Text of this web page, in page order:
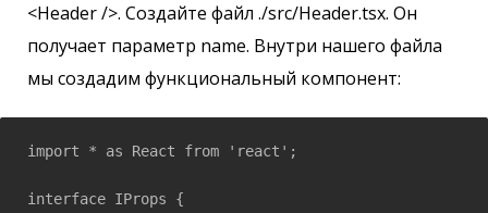
<Header />. Создайте файл ./src/Header.tsx. Он
получает параметр name. Внутри нашего файла
мы создадим функциональный компонент:
import * as React from 'react';
interface IProps {